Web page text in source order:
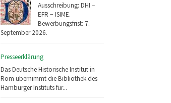
Ausschreibung: DHI –
EFR − ISIME.
Bewerbungsfrist: 7.
September 2026.
Presseerklärung
Das Deutsche Historische Institut in
Rom übernimmt die Bibliothek des
Hamburger Instituts für...